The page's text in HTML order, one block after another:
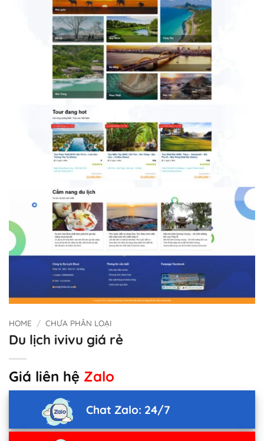
HOME / CHƯA PHÂN LOẠI
Du lịch ivivu giá rẻ
Giá liên hệ Zalo
Chat Zalo: 24/7